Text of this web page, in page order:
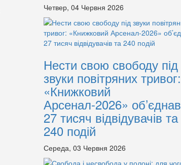
Четвер, 04 Червня 2026
Нести свою свободу під
звуки повітряних тривог:
«Книжковий
Арсенал-2026» об’єднав
27 тисяч відвідувачів та
240 подій
Середа, 03 Червня 2026